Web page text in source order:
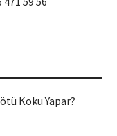
Koku Yapar?